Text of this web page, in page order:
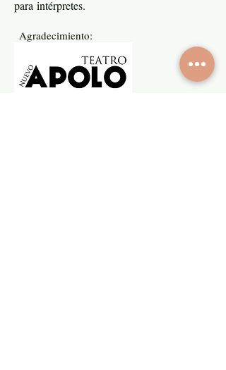
para intérpretes.
Agradecimiento: